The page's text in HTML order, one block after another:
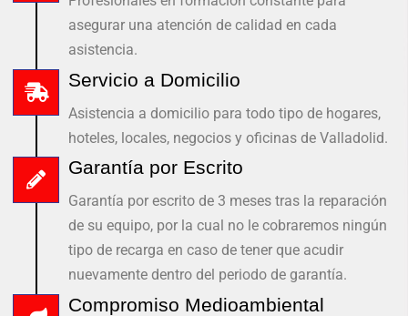
asegurar una atención de calidad en cada
asistencia.
Servicio a Domicilio
Asistencia a domicilio para todo tipo de hogares,
hoteles, locales, negocios y oficinas de Valladolid.
Garantía por Escrito
Garantía por escrito de 3 meses tras la reparación
de su equipo, por la cual no le cobraremos ningún
tipo de recarga en caso de tener que acudir
nuevamente dentro del periodo de garantía.
Compromiso Medioambiental